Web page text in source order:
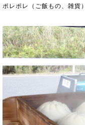
ポレポレ（ご飯もの、雑貨）